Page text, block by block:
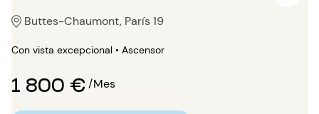
Buttes-Chaumont, París 19
Con vista excepcional • Ascensor
1 800 €/Mes